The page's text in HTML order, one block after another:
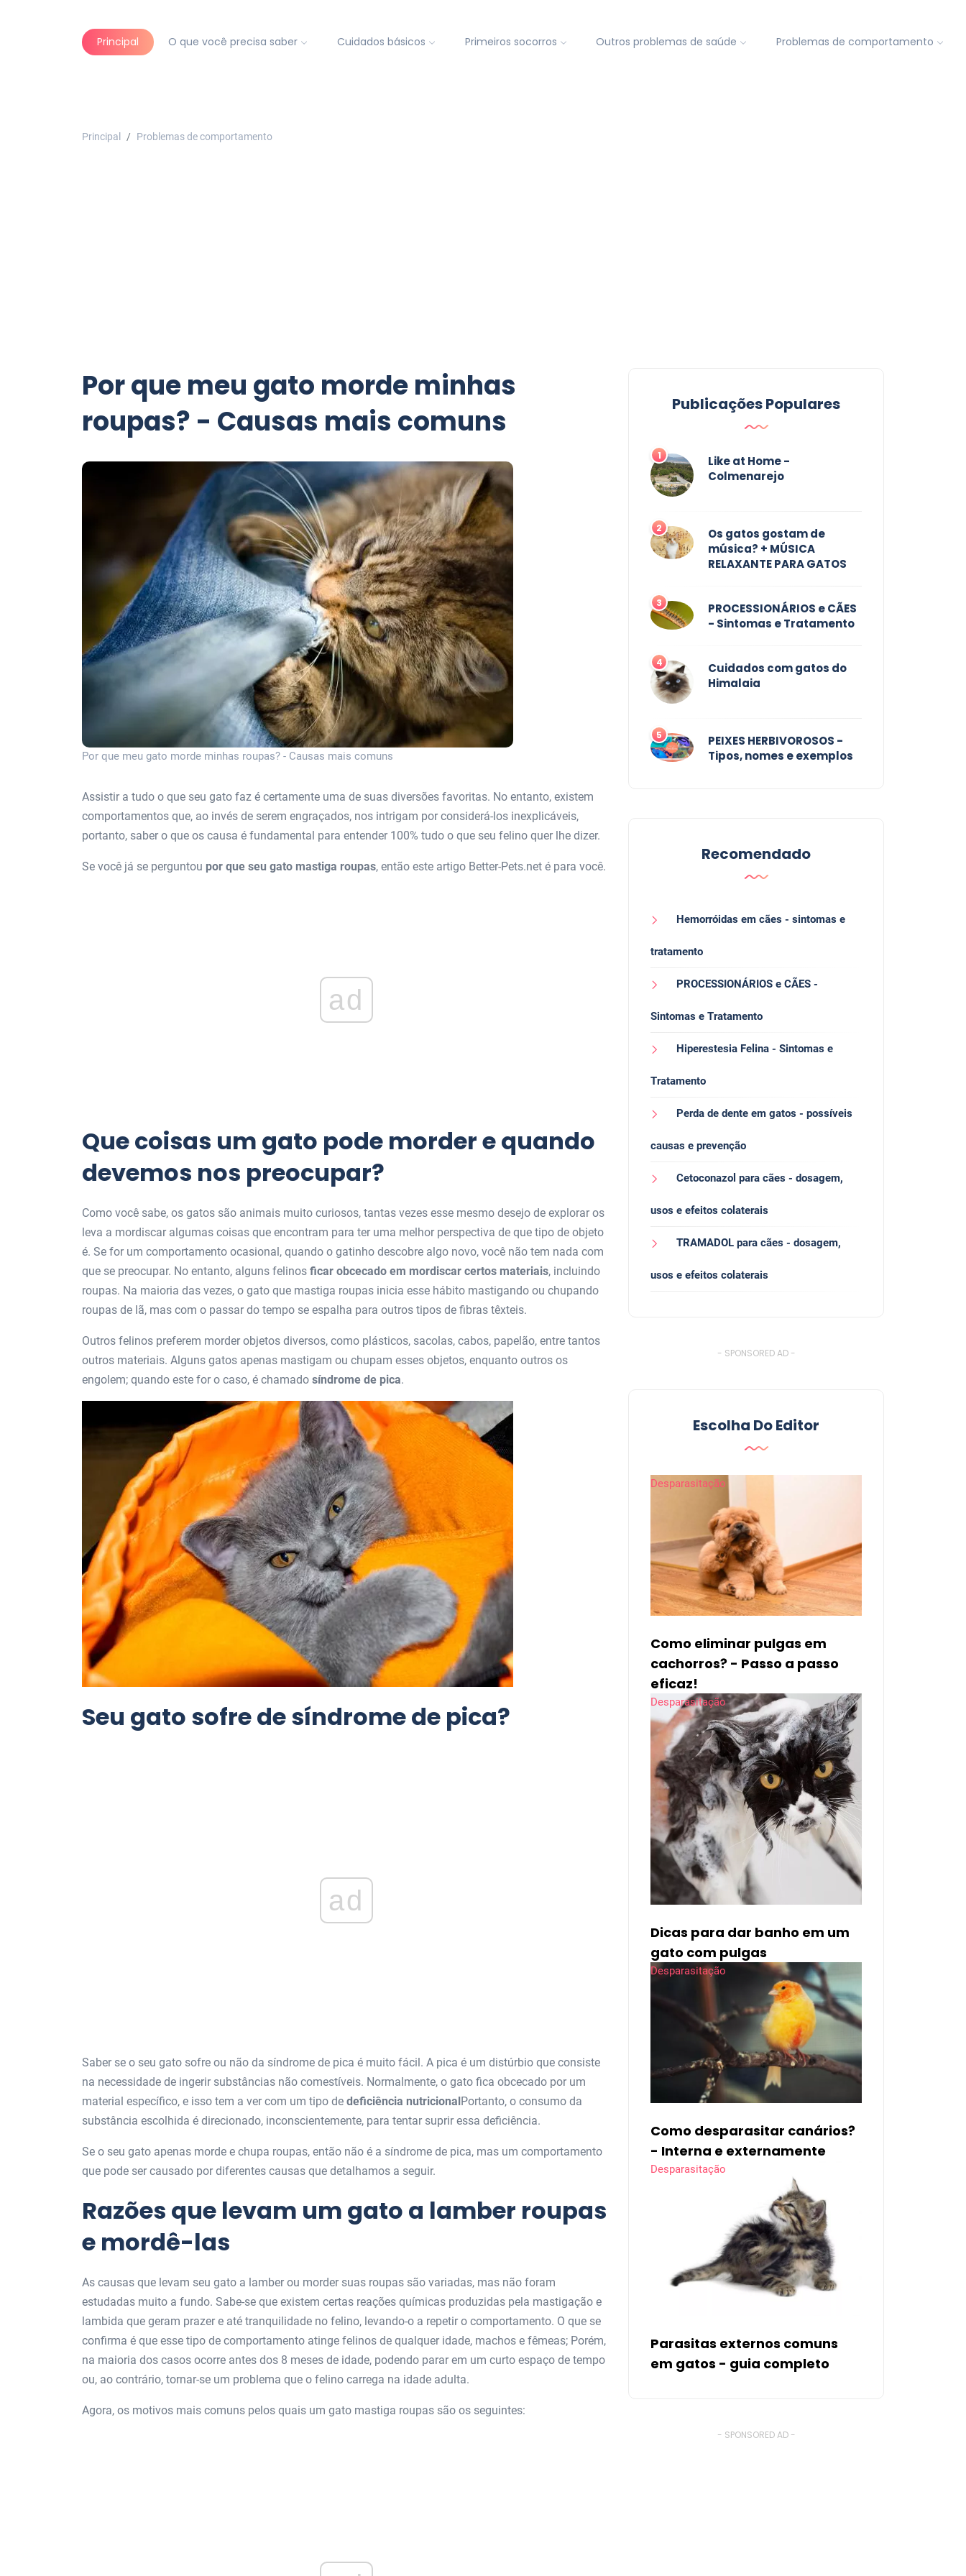
Principal O que você precisa saber Cuidados básicos Primeiros socorros Outros problemas de saúde Problemas de comportamento
Principal Problemas de comportamento
Por que meu gato morde minhas
roupas? - Causas mais comuns
Por que meu gato morde minhas roupas? - Causas mais comuns
Assistir a tudo o que seu gato faz é certamente uma de suas diversões favoritas. No entanto, existem
comportamentos que, ao invés de serem engraçados, nos intrigam por considerá-los inexplicáveis,
portanto, saber o que os causa é fundamental para entender 100% tudo o que seu felino quer lhe dizer.
Se você já se perguntou por que seu gato mastiga roupas, então este artigo Better-Pets.net é para você.
ad
Que coisas um gato pode morder e quando
devemos nos preocupar?
Como você sabe, os gatos são animais muito curiosos, tantas vezes esse mesmo desejo de explorar os
leva a mordiscar algumas coisas que encontram para ter uma melhor perspectiva de que tipo de objeto
é. Se for um comportamento ocasional, quando o gatinho descobre algo novo, você não tem nada com
que se preocupar. No entanto, alguns felinos ficar obcecado em mordiscar certos materiais, incluindo
roupas. Na maioria das vezes, o gato que mastiga roupas inicia esse hábito mastigando ou chupando
roupas de lã, mas com o passar do tempo se espalha para outros tipos de fibras têxteis.
Outros felinos preferem morder objetos diversos, como plásticos, sacolas, cabos, papelão, entre tantos
outros materiais. Alguns gatos apenas mastigam ou chupam esses objetos, enquanto outros os
engolem; quando este for o caso, é chamado síndrome de pica.
Seu gato sofre de síndrome de pica?
ad
Saber se o seu gato sofre ou não da síndrome de pica é muito fácil. A pica é um distúrbio que consiste
na necessidade de ingerir substâncias não comestíveis. Normalmente, o gato fica obcecado por um
material específico, e isso tem a ver com um tipo de deficiência nutricionalPortanto, o consumo da
substância escolhida é direcionado, inconscientemente, para tentar suprir essa deficiência.
Se o seu gato apenas morde e chupa roupas, então não é a síndrome de pica, mas um comportamento
que pode ser causado por diferentes causas que detalhamos a seguir.
Razões que levam um gato a lamber roupas
e mordê-las
As causas que levam seu gato a lamber ou morder suas roupas são variadas, mas não foram
estudadas muito a fundo. Sabe-se que existem certas reações químicas produzidas pela mastigação e
lambida que geram prazer e até tranquilidade no felino, levando-o a repetir o comportamento. O que se
confirma é que esse tipo de comportamento atinge felinos de qualquer idade, machos e fêmeas; Porém,
na maioria dos casos ocorre antes dos 8 meses de idade, podendo parar em um curto espaço de tempo
ou, ao contrário, tornar-se um problema que o felino carrega na idade adulta.
Agora, os motivos mais comuns pelos quais um gato mastiga roupas são os seguintes:
Publicações Populares
1
Like at Home -
Colmenarejo
2
Os gatos gostam de
música? + MÚSICA
RELAXANTE PARA GATOS
3
PROCESSIONÁRIOS e CÃES
- Sintomas e Tratamento
4
Cuidados com gatos do
Himalaia
5
PEIXES HERBIVOROSOS -
Tipos, nomes e exemplos
Recomendado
Hemorróidas em cães - sintomas e
tratamento
PROCESSIONÁRIOS e CÃES -
Sintomas e Tratamento
Hiperestesia Felina - Sintomas e
Tratamento
Perda de dente em gatos - possíveis
causas e prevenção
Cetoconazol para cães - dosagem,
usos e efeitos colaterais
TRAMADOL para cães - dosagem,
usos e efeitos colaterais
- SPONSORED AD -
Escolha Do Editor
Desparasitação
Como eliminar pulgas em
cachorros? - Passo a passo
eficaz!
Desparasitação
Dicas para dar banho em um
gato com pulgas
Desparasitação
Como desparasitar canários?
- Interna e externamente
Desparasitação
Parasitas externos comuns
em gatos - guia completo
- SPONSORED AD -